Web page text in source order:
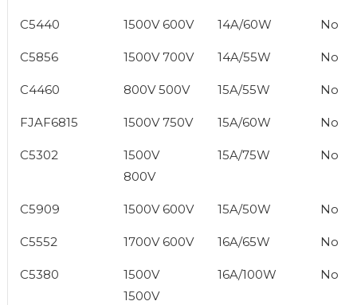
C5440 1500V 600V 14A/60W No
C5856 1500V 700V 14A/55W No
C4460 800V 500V 15A/55W No
FJAF6815 1500V 750V 15A/60W No
C5302
1500V
800V
15A/75W No
C5909 1500V 600V 15A/50W No
C5552 1700V 600V 16A/65W No
C5380
1500V
1500V
16A/100W No